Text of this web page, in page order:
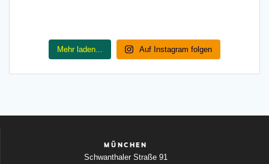
Mehr laden... Auf Instagram folgen
MÜNCHEN
Schwanthaler Straße 91